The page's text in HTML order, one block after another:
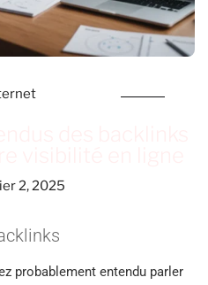
2, 2025
probablement entendu parler